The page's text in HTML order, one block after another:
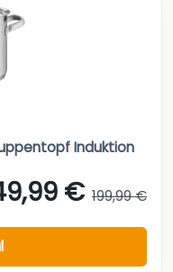
Induktion
€ 199,99 €